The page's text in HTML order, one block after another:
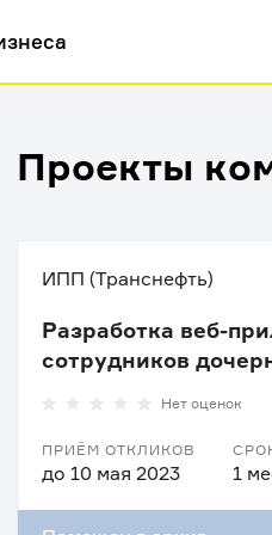
Проекты
ИПП (Транснефть)
Разработка веб-
сотрудников
Нет оценок
ПРИЁМ ОТКЛИКОВ
до 10 мая 2023 1